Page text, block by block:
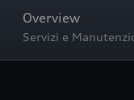
Overview
Servizi e